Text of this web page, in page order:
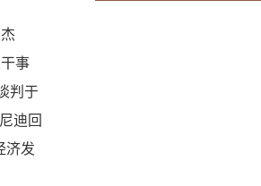
事
判于
迪回
济发